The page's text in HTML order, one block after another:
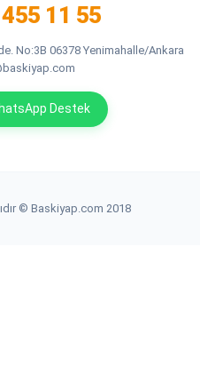
11 55
No:3B 06378 Yenimahalle/Ankara
Destek
© Baskiyap.com 2018